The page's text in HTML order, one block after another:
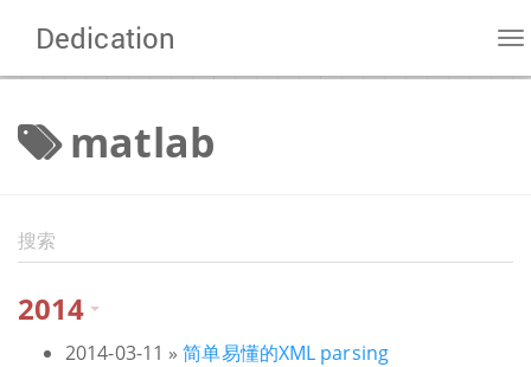
Dedication
matlab
2014
2014-03-11 »简单易懂的XML parsing